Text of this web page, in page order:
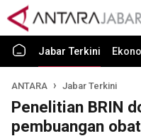
Jabar Terkini
ANTARA Jabar Terkini
Penelitian BRIN
pembuangan